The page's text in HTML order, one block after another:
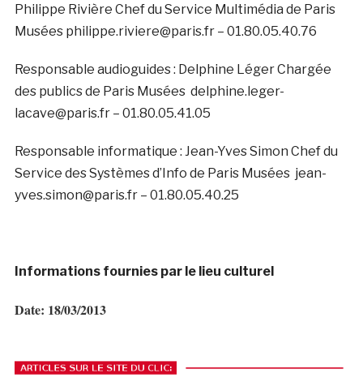
Philippe Rivière Chef du Service Multimédia de Paris
Musées philippe.riviere@paris.fr – 01.80.05.40.76
Responsable audioguides : Delphine Léger Chargée
des publics de Paris Musées delphine.leger-
lacave@paris.fr – 01.80.05.41.05
Responsable informatique : Jean-Yves Simon Chef du
Service des Systèmes d’Info de Paris Musées jean-
yves.simon@paris.fr – 01.80.05.40.25
Informations fournies par le lieu culturel
Date: 18/03/2013